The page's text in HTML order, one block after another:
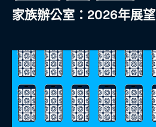
家族辦公室：2026年展望